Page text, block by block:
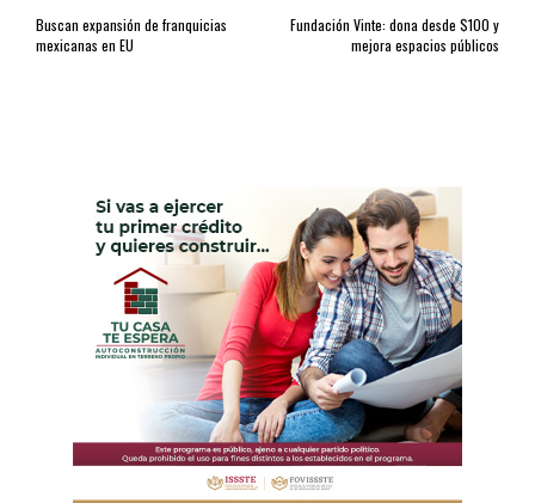
Buscan expansión de franquicias
mexicanas en EU
Fundación Vinte: dona desde $100 y
mejora espacios públicos